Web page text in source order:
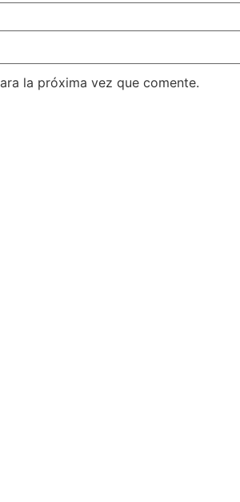
la próxima vez que comente.